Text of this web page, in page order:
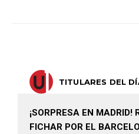
TITULARES DEL
¡SORPRESA EN MADRID!
FICHAR POR EL